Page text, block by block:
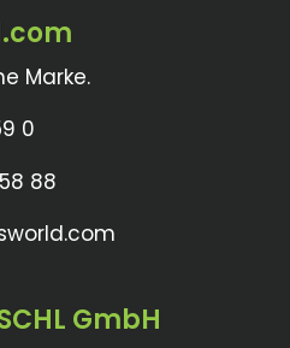
Marke.
0
88
GmbH